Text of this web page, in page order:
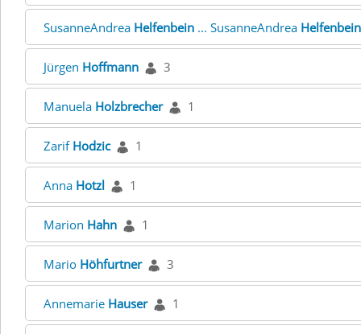
SusanneAndrea Helfenbein ... SusanneAndrea Helfenbein
Jürgen Hoffmann 3
Manuela Holzbrecher 1
Zarif Hodzic 1
Anna Hotzl 1
Marion Hahn 1
Mario Höhfurtner 3
Annemarie Hauser 1